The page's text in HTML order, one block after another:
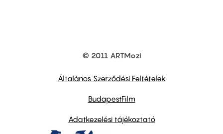
© 2011 ARTMozi
Általános Szerződési Feltételek
BudapestFilm
Adatkezelési tájékoztató